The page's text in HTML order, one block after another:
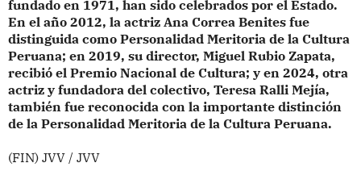
fundado en 1971, han sido celebrados por el Estado.
En el año 2012, la actriz Ana Correa Benites fue
distinguida como Personalidad Meritoria de la Cultura
Peruana; en 2019, su director, Miguel Rubio Zapata,
recibió el Premio Nacional de Cultura; y en 2024, otra
actriz y fundadora del colectivo, Teresa Ralli Mejía,
también fue reconocida con la importante distinción
de la Personalidad Meritoria de la Cultura Peruana.
(FIN) JVV / JVV